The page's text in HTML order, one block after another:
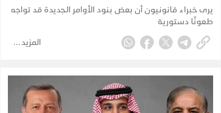
يرى خبراء قانونيون أن بعض بنود الأوامر الجديدة قد تواجه
طعونًا دستورية
المزيد